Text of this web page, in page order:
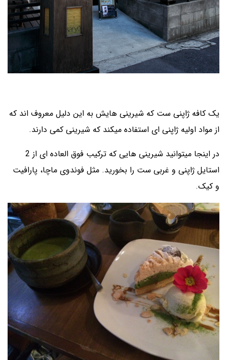
یک کافه ژاپنی ست که شیرینی هایش به این دلیل معروف اند که
از مواد اولیه ژاپنی ای استفاده میکند که شیرینی کمی دارند.
در اینجا میتوانید شیرینی هایی که ترکیب فوق العاده ای از 2
استایل ژاپنی و غربی ست را بخورید. مثل فوندوی ماچا، پارافیت
و کیک.